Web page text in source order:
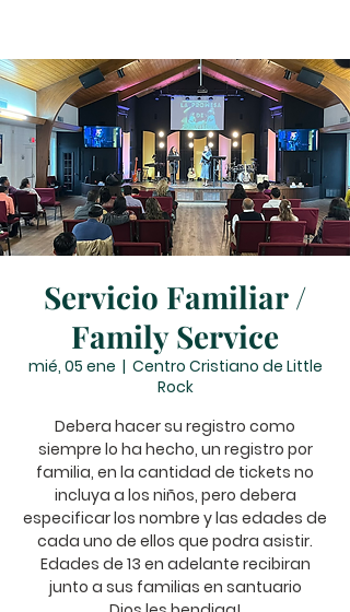
Servicio Familiar /
Family Service
mié, 05 ene
  |
Centro Cristiano de Little
Rock
Debera hacer su registro como
siempre lo ha hecho, un registro por
familia, en la cantidad de tickets no
incluya a los niños, pero debera
especificar los nombre y las edades de
cada uno de ellos que podra asistir.
Edades de 13 en adelante recibiran
junto a sus familias en santuario